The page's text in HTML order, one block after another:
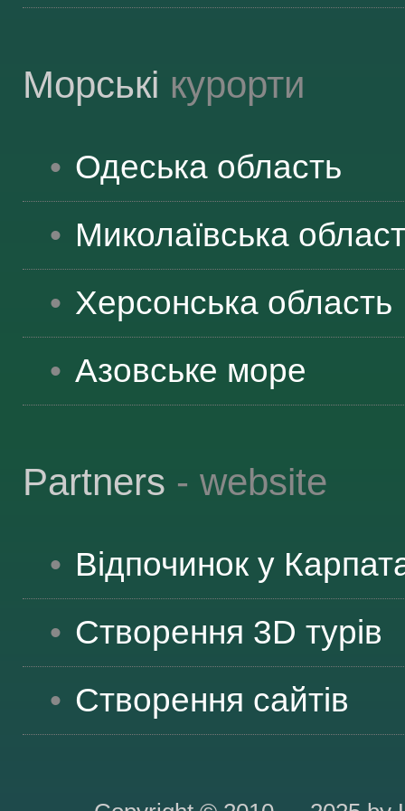
Морські курорти
Одеська область
Миколаївська
Херсонська область
Азовське море
Partners - website
Відпочинок у
Створення 3D турів
Створення сайтів